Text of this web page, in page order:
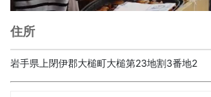
住所
岩手県上閉伊郡大槌町大槌第23地割3番地2